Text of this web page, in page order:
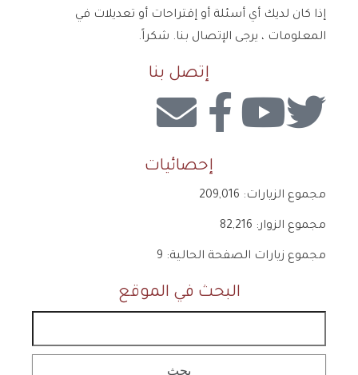
إذا كان لديك أي أسئلة أو إقتراحات أو تعديلات في
المعلومات ، يرجى الإتصال بنا. شكراً.
إتصل بنا
إحصائيات
مجموع الزيارات:
مجموع الزوار:
مجموع زيارات الصفحة الحالية:
البحث في الموقع